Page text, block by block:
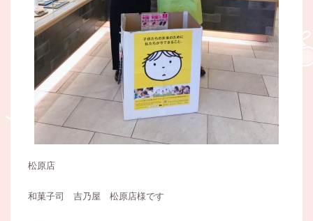
松原店
和菓子司 吉乃屋 松原店様です